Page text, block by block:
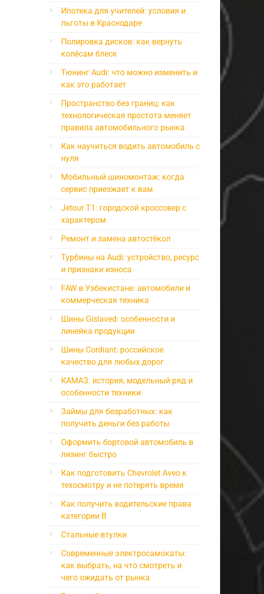
Ипотека для учителей: условия и
льготы в Краснодаре
Полировка дисков: как вернуть
колёсам блеск
Тюнинг Audi: что можно изменить и
как это работает
Пространство без границ: как
технологическая простота меняет
правила автомобильного рынка
Как научиться водить автомобиль с
нуля
Мобильный шиномонтаж: когда
сервис приезжает к вам
Jetour T1: городской кроссовер с
характером
Ремонт и замена автостёкол
Турбины на Audi: устройство, ресурс
и признаки износа
FAW в Узбекистане: автомобили и
коммерческая техника
Шины Gislaved: особенности и
линейка продукции
Шины Cordiant: российское
качество для любых дорог
КАМАЗ: история, модельный ряд и
особенности техники
Займы для безработных: как
получить деньги без работы
Оформить бортовой автомобиль в
лизинг быстро
Как подготовить Chevrolet Aveo к
техосмотру и не потерять время
Как получить водительские права
категории B
Стальные втулки
Современные электросамокаты:
как выбрать, на что смотреть и
чего ожидать от рынка